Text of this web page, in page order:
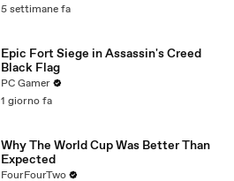
5 settimane fa
Epic Fort Siege in Assassin's Creed
Black Flag
PC Gamer
1 giorno fa
Why The World Cup Was Better Than
Expected
FourFourTwo